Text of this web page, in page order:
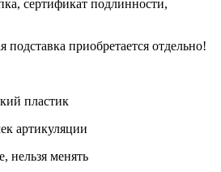
сертификат подлинности,
приобретается отдельно!
пластик
артикуляции
нельзя менять